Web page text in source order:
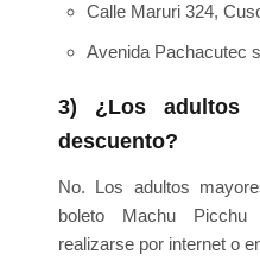
Calle Maruri 324,
Avenida Pachacutec
3) ¿Los adultos
descuento?
No. Los adultos
boleto Machu Picchu
realizarse por internet o